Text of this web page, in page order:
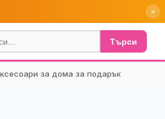
×
Търси
за дома за подарък